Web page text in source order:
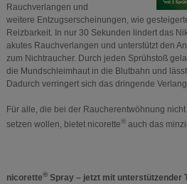
Rauchverlangen und
weitere Entzugserscheinungen, wie
Reizbarkeit. In nur 30 Sekunden lindert das
akutes Rauchverlangen und unterstützt den
zum Nichtraucher. Durch jeden Sprühstoß
die Mundschleimhaut in die Blutbahn und
Dadurch verringert sich das dringende
Für alle, die bei der Raucherentwöhnung
setzen wollen, bietet nicorette®auch das
nicorette®Spray – jetzt mit unterstützender